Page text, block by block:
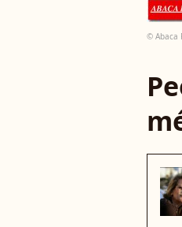
© Abaca